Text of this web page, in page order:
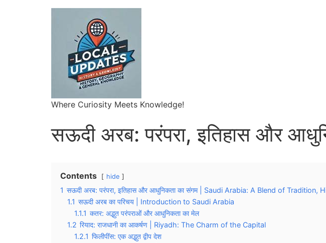
Where Curiosity Meets Knowledge!
सऊदी अरब: परंपरा, इतिहास और
Contents hide
1 सऊदी अरब: परंपरा, इतिहास और आधुनिकता का संगम | Saudi Arabia: A Blend of
1.1 सऊदी अरब का परिचय | Introduction to Saudi Arabia
1.1.1 कतर: अद्भुत परंपराओं और आधुनिकता का मेल
1.2 रियाद: राजधानी का आकर्षण | Riyadh: The Charm of the Capital
1.2.1 फिलीपींस: एक अद्भुत द्वीप देश